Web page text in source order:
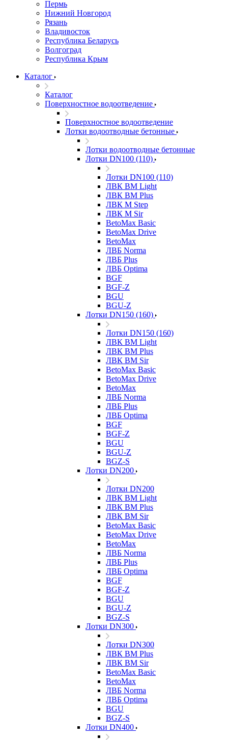
Пермь
Нижний Новгород
Рязань
Владивосток
Республика Беларусь
Волгоград
Республика Крым
Каталог
Каталог
Поверхностное водоотведение
Поверхностное водоотведение
Лотки водоотводные бетонные
Лотки водоотводные бетонные
Лотки DN100 (110)
Лотки DN100 (110)
ЛВК ВМ Light
ЛВК ВМ Plus
ЛВК М Step
ЛВК М Sir
BetoMax Basic
BetoMax Drive
BetoMax
ЛВБ Norma
ЛВБ Plus
ЛВБ Optima
BGF
BGF-Z
BGU
BGU-Z
Лотки DN150 (160)
Лотки DN150 (160)
ЛВК ВМ Light
ЛВК ВМ Plus
ЛВК ВМ Sir
BetoMax Basic
BetoMax Drive
BetoMax
ЛВБ Norma
ЛВБ Plus
ЛВБ Optima
BGF
BGF-Z
BGU
BGU-Z
BGZ-S
Лотки DN200
Лотки DN200
ЛВК ВМ Light
ЛВК ВМ Plus
ЛВК ВМ Sir
BetoMax Basic
BetoMax Drive
BetoMax
ЛВБ Norma
ЛВБ Plus
ЛВБ Optima
BGF
BGF-Z
BGU
BGU-Z
BGZ-S
Лотки DN300
Лотки DN300
ЛВК ВМ Plus
ЛВК ВМ Sir
BetoMax Basic
BetoMax
ЛВБ Norma
ЛВБ Optima
BGU
BGZ-S
Лотки DN400